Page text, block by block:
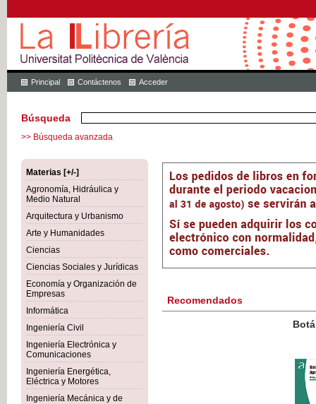
Principal Contáctenos Acceder
Búsqueda
>> Búsqueda avanzada
Materias [+/-]
Agronomía, Hidráulica y
Medio Natural
Arquitectura y Urbanismo
Arte y Humanidades
Ciencias
Ciencias Sociales y Jurídicas
Economía y Organización de
Empresas
Informática
Ingeniería Civil
Ingeniería Electrónica y
Comunicaciones
Ingeniería Energética,
Eléctrica y Motores
Ingeniería Mecánica y de
Recomendados
IVA